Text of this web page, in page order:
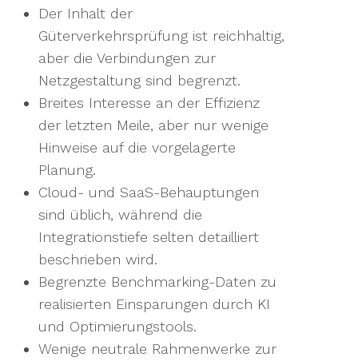
Der Inhalt der
Güterverkehrsprüfung ist reichhaltig,
aber die Verbindungen zur
Netzgestaltung sind begrenzt.
Breites Interesse an der Effizienz
der letzten Meile, aber nur wenige
Hinweise auf die vorgelagerte
Planung.
Cloud- und SaaS-Behauptungen
sind üblich, während die
Integrationstiefe selten detailliert
beschrieben wird.
Begrenzte Benchmarking-Daten zu
realisierten Einsparungen durch KI
und Optimierungstools.
Wenige neutrale Rahmenwerke zur